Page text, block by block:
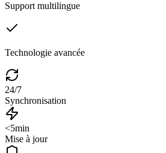
Support multilingue
Technologie avancée
24/7
Synchronisation
<5min
Mise à jour